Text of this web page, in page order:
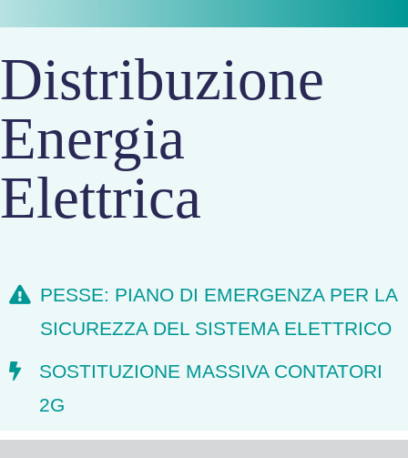
Distribuzione
Energia
Elettrica
PESSE: PIANO DI EMERGENZA PER LA
SICUREZZA DEL SISTEMA ELETTRICO
SOSTITUZIONE MASSIVA CONTATORI
2G